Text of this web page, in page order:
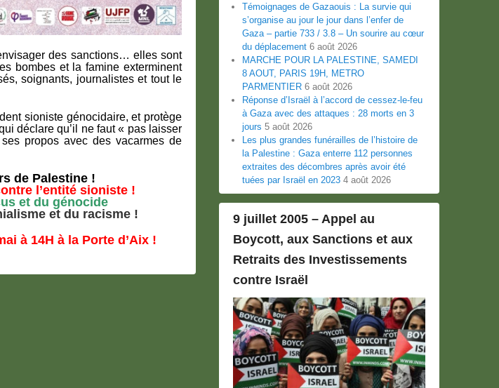
des sanctions… elles sont
bombes et la famine exterminent
soignants, journalistes et tout le
sioniste génocidaire, et protège
déclare qu’il ne faut « pas laisser
propos avec des vacarmes de
de Palestine !
l’entité sioniste !
et du génocide
et du racisme !
à 14H à la Porte d’Aix !
Témoignages de Gazaouis : La survie qui
s’organise au jour le jour dans l’enfer de
Gaza – partie 733 / 3.8 – Un sourire au cœur
du déplacement 6 août 2026
MARCHE POUR LA PALESTINE, SAMEDI
8 AOUT, PARIS 19H, METRO
PARMENTIER 6 août 2026
Réponse d’Israël à l’accord de cessez-le-feu
à Gaza avec des attaques : 28 morts en 3
jours 5 août 2026
Les plus grandes funérailles de l’histoire de
la Palestine : Gaza enterre 112 personnes
extraites des décombres après avoir été
tuées par Israël en 2023 4 août 2026
9 juillet 2005 – Appel au
Boycott, aux Sanctions et aux
Retraits des Investissements
contre Israël